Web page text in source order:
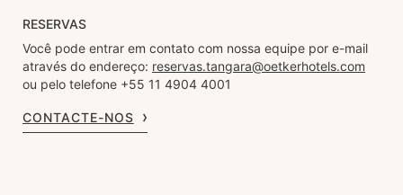
RESERVAS
Você pode entrar em contato com nossa equipe por e-mail
através do endereço: reservas.tangara@oetkerhotels.com
ou pelo telefone +55 11 4904 4001
CONTACTE-NOS